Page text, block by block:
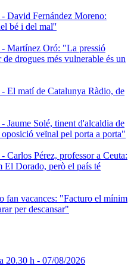
David Fernández Moreno:
bé i del mal''
Martínez Oró: "La pressió
drogues més vulnerable és un
El matí de Catalunya Ràdio, de
Jaume Solé, tinent d'alcaldia de
veïnal pel porta a porta"
Carlos Pérez, professor a Ceuta:
Dorado, però el país té
fan vacances: "Facturo el mínim
per descansar"
20.30 h - 07/08/2026